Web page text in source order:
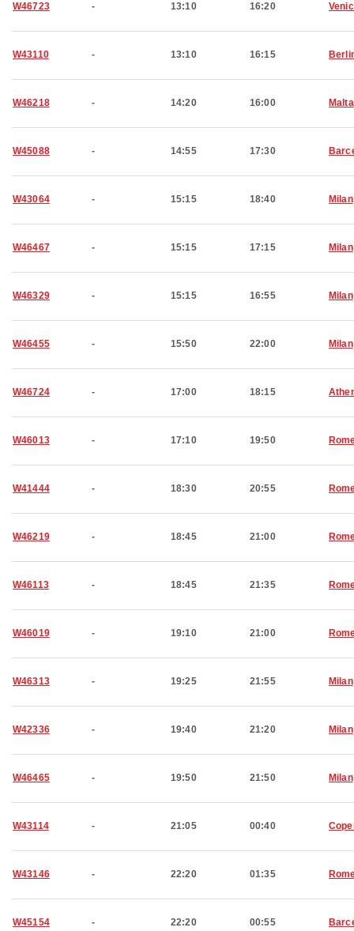
W46723 - 13:10 16:20
W43110 - 13:10 16:15
W46218 - 14:20 16:00 Malta
W45088 - 14:55 17:30
W43064 - 15:15 18:40 Milan
W46467 - 15:15 17:15 Milan
W46329 - 15:15 16:55 Milan
W46455 - 15:50 22:00 Milan
W46724 - 17:00 18:15
W46013 - 17:10 19:50
W41444 - 18:30 20:55
W46219 - 18:45 21:00
W46113 - 18:45 21:35
W46019 - 19:10 21:00
W46313 - 19:25 21:55 Milan
W42336 - 19:40 21:20 Milan
W46465 - 19:50 21:50 Milan
W43114 - 21:05 00:40
W43146 - 22:20 01:35
W45154 - 22:20 00:55